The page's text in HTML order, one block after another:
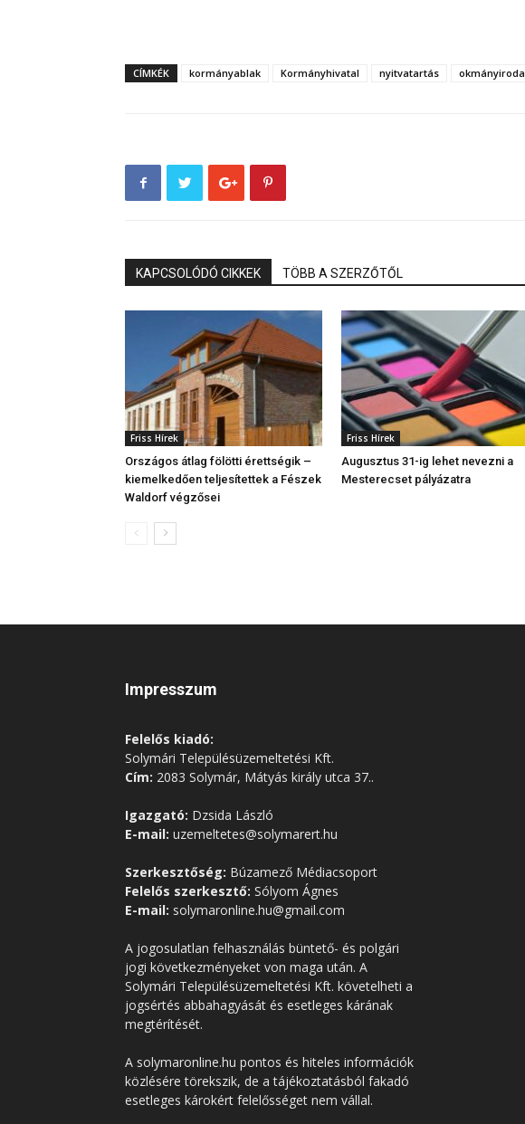
CÍMKÉK kormányablak Kormányhivatal nyitvatartás okmányiroda
KAPCSOLÓDÓ CIKKEK TÖBB A SZERZŐTŐL
Friss Hírek
Országos átlag fölötti érettségik –
kiemelkedően teljesítettek a Fészek
Waldorf végzősei
Friss Hírek
Augusztus 31-ig lehet nevezni a
Mesterecset pályázatra
Impresszum
Felelős kiadó:
Solymári Településüzemeltetési Kft.
Cím: 2083 Solymár, Mátyás király utca 37..
Igazgató: Dzsida László
E-mail: uzemeltetes@solymarert.hu
Szerkesztőség: Búzamező Médiacsoport
Felelős szerkesztő: Sólyom Ágnes
E-mail: solymaronline.hu@gmail.com
A jogosulatlan felhasználás büntető- és polgári
jogi következményeket von maga után. A
Solymári Településüzemeltetési Kft. követelheti a
jogsértés abbahagyását és esetleges kárának
megtérítését.
A solymaronline.hu pontos és hiteles információk
közlésére törekszik, de a tájékoztatásból fakadó
esetleges károkért felelősséget nem vállal.